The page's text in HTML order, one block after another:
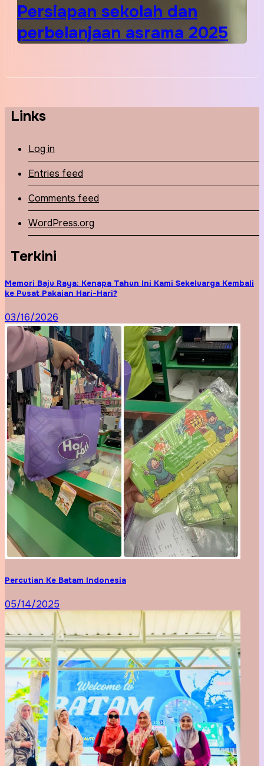
Persiapan sekolah dan
perbelanjaan asrama 2025
Links
Log in
Entries feed
Comments feed
WordPress.org
Terkini
Memori Baju Raya: Kenapa Tahun Ini Kami Sekeluarga Kembali
ke Pusat Pakaian Hari-Hari?
03/16/2026
Percutian Ke Batam Indonesia
05/14/2025